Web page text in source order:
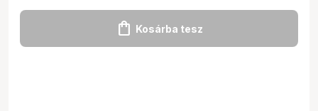
shopping_bag Kosárba tesz